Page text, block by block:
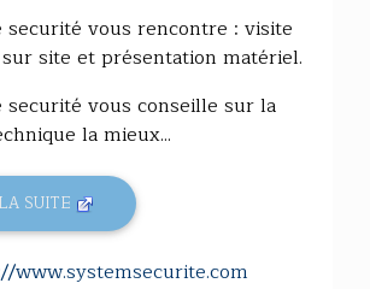
securité vous rencontre : visite
site et présentation matériel.
securité vous conseille sur la
la mieux...
SUITE
www.systemsecurite.com